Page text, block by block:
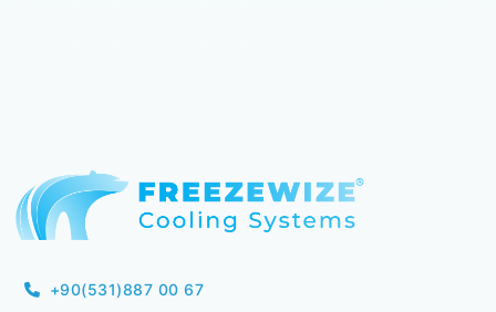
+90(531)887 00 67